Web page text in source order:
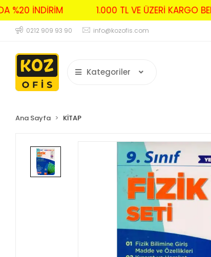
%20 İNDİRİM 1.000 TL VE ÜZERİ KARGO
0212 909 93 90 info@kozofis.com
Kategoriler
Ana Sayfa KİTAP